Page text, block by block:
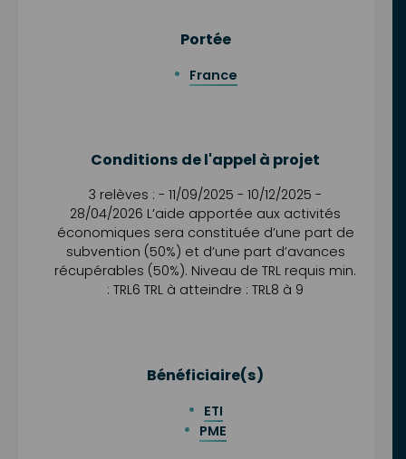
Portée
France
Conditions de l'appel à projet
3 relèves : - 11/09/2025 - 10/12/2025 -
28/04/2026 L’aide apportée aux activités
économiques sera constituée d’une part de
subvention (50%) et d’une part d’avances
récupérables (50%). Niveau de TRL requis min.
: TRL6 TRL à atteindre : TRL8 à 9
Bénéficiaire(s)
ETI
PME